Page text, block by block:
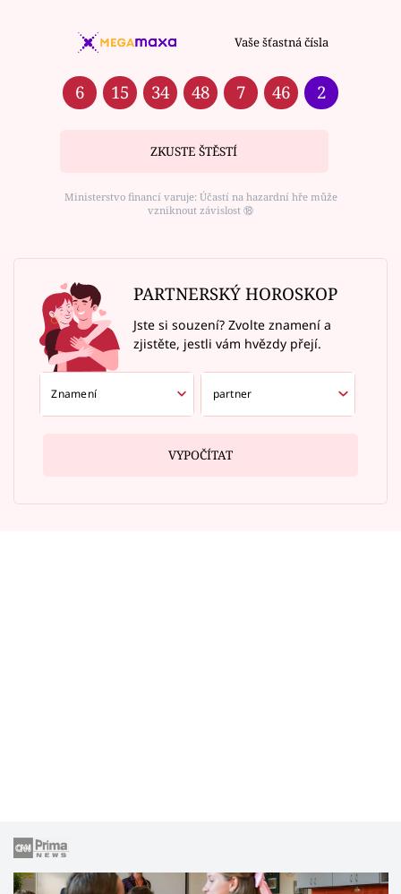
Vaše šťastná čísla
6 15 34 48 7 46 2
ZKUSTE ŠTĚSTÍ
Ministerstvo financí varuje: Účastí na hazardní hře může
vzniknout závislost ⑱
PARTNERSKÝ HOROSKOP
Jste si souzení? Zvolte znamení a
zjistěte, jestli vám hvězdy přejí.
VYPOČÍTAT